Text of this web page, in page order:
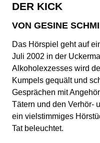
DER KICK
VON GESINE
Das Hörspiel geht auf
Juli 2002 in der
Alkoholexzesses wird
Kumpels gequält und
Gesprächen mit
Tätern und den Verhör-
ein vielstimmiges
Tat beleuchtet.